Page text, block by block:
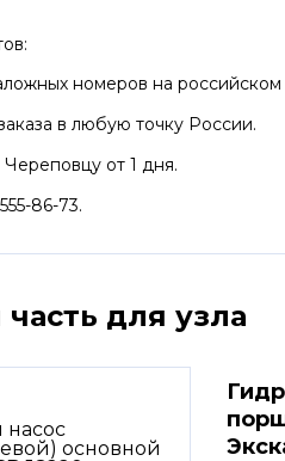
номеров на
в любую точку России.
от 1 дня.
86-73.
часть для узла